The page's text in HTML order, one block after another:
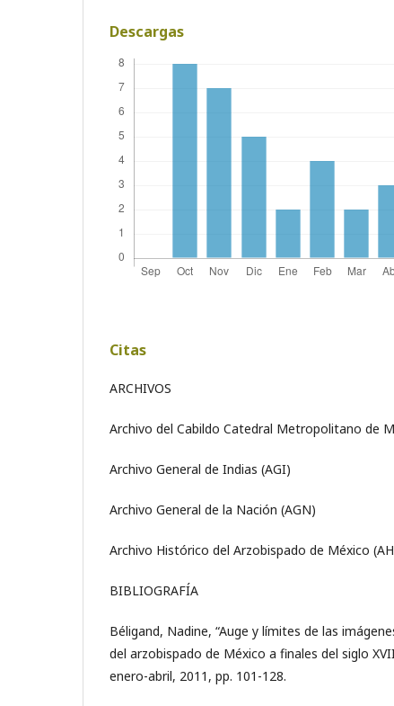
Descargas
Citas
ARCHIVOS
Archivo del Cabildo Catedral Metropolitano de
Archivo General de Indias (AGI)
Archivo General de la Nación (AGN)
Archivo Histórico del Arzobispado de México
BIBLIOGRAFÍA
Béligand, Nadine, “Auge y límites de las
del arzobispado de México a finales del siglo
enero-abril, 2011, pp. 101-128.